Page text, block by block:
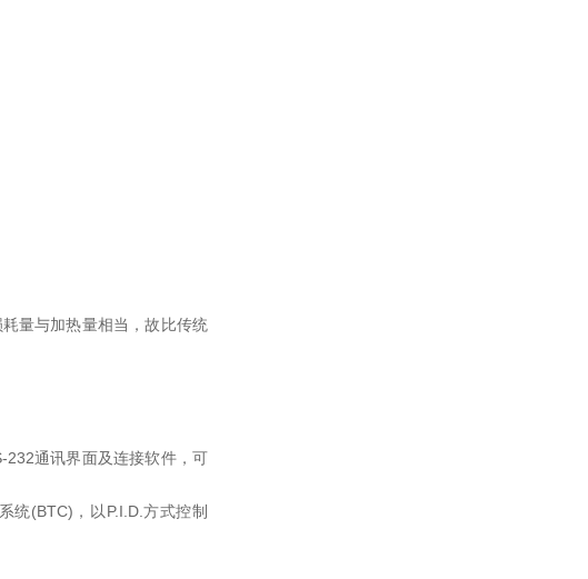
量与加热量相当，故比传统
232通讯界面及连接软件，可
统(BTC)，以P.I.D.方式控制